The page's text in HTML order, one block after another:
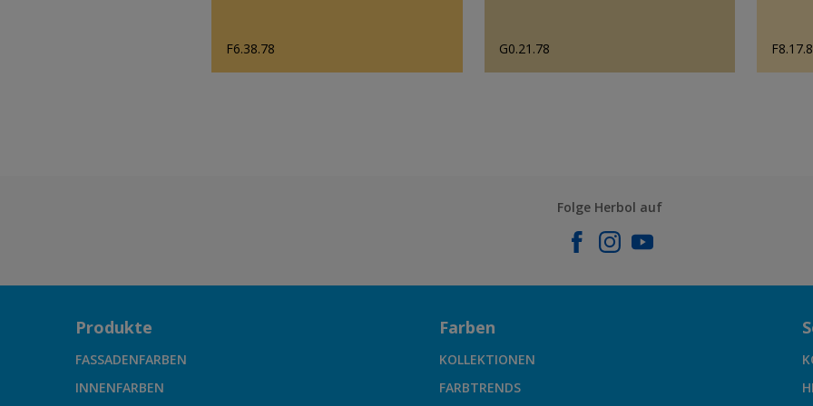
F6.38.78 G0.21.78
Folge Herbol auf
Produkte
FASSADENFARBEN
INNENFARBEN
Farben
KOLLEKTIONEN
FARBTRENDS